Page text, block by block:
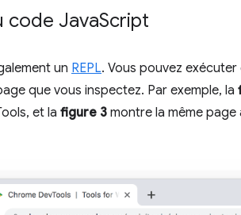
code JavaScript
un REPL. Vous pouvez
que vous inspectez. Par exemple, la
et la figure 3 montre la même